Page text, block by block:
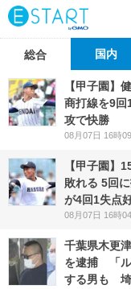
総合 国内
【甲子園】
商打線を9
攻で快勝
08月07日 16時
【甲子園】
敗れる 5回
が4回1失点
08月07日 16時
千葉県木更
を逮捕 「ル
する男も